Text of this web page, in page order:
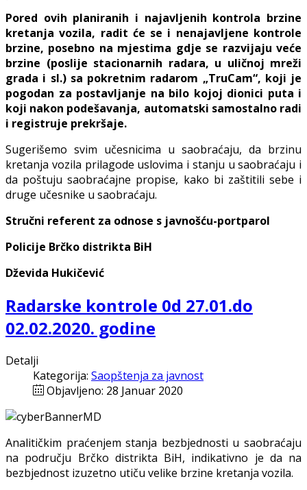
Pored ovih planiranih i najavljenih kontrola brzine
kretanja vozila, radit će se i nenajavljene kontrole
brzine, posebno na mjestima gdje se razvijaju veće
brzine (poslije stacionarnih radara, u uličnoj mreži
grada i sl.) sa pokretnim radarom „TruCam“, koji je
pogodan za postavljanje na bilo kojoj dionici puta i
koji nakon podešavanja, automatski samostalno radi
i registruje prekršaje.
Sugerišemo svim učesnicima u saobraćaju, da brzinu
kretanja vozila prilagode uslovima i stanju u saobraćaju i
da poštuju saobraćajne propise, kako bi zaštitili sebe i
druge učesnike u saobraćaju.
Stručni referent za odnose s javnošću-portparol
Policije Brčko distrikta BiH
Dževida Hukičević
Radarske kontrole 0d 27.01.do
02.02.2020. godine
Detalji
Kategorija: Saopštenja za javnost
Objavljeno: 28 Januar 2020
Analitičkim praćenjem stanja bezbjednosti u saobraćaju
na području Brčko distrikta BiH, indikativno je da na
bezbjednost izuzetno utiču velike brzine kretanja vozila.